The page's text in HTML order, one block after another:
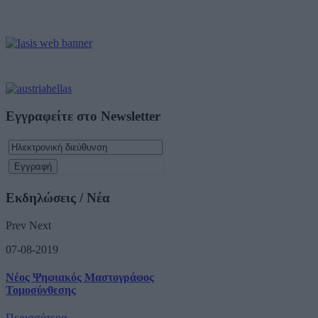
Εγγραφείτε στο Newsletter
Εκδηλώσεις / Νέα
Prev Next
07-08-2019
Νέος Ψηφιακός Μαστογράφος
Τομοσύνθεσης